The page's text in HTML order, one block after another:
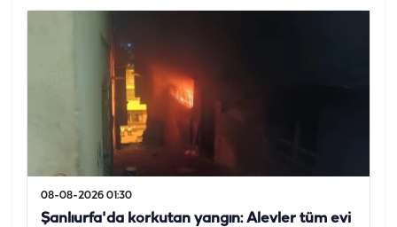
08-08-2026 01:30
Şanlıurfa'da korkutan yangın: Alevler tüm evi